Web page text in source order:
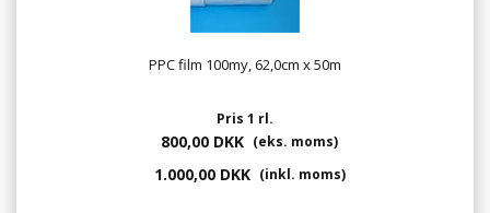
PPC film 100my, 62,0cm x 50m
Pris 1 rl.
800,00 DKK (eks. moms)
1.000,00 DKK (inkl. moms)